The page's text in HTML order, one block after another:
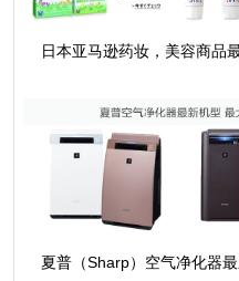
日本亚马逊药妆，美容商品
夏普（Sharp）空气净化器